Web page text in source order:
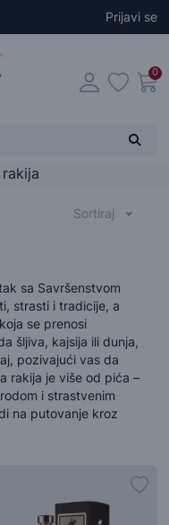
Prijavi se
0
Sortiraj
sa Savršenstvom
strasti i tradicije, a
se prenosi
šljiva, kajsija ili dunja,
pozivajući vas da
rakija je više od pića –
i strastvenim
na putovanje kroz